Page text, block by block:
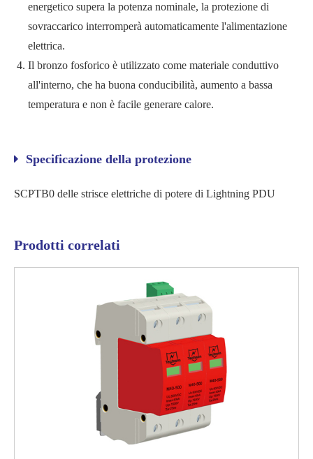
energetico supera la potenza nominale, la protezione di
sovraccarico interromperà automaticamente l'alimentazione
elettrica.
Il bronzo fosforico è utilizzato come materiale conduttivo
all'interno, che ha buona conducibilità, aumento a bassa
temperatura e non è facile generare calore.
Specificazione della protezione
SCPTB0 delle strisce elettriche di potere di Lightning PDU
Prodotti correlati